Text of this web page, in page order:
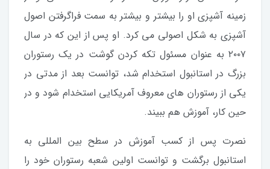
زمینه آشپزی او را بیشتر و بیشتر به سمت فراگرفتن اصول
آشپزی به شکل اصولی می کرد. او پس از این که در سال
۲۰۰۷ به عنوان مسئول تکه کردن گوشت در یک رستوران
بزرگ در استانبول استخدام شد، توانست بعد از مدتی در
یکی از رستوران های معروف آمریکایی استخدام شود و در
حین کار، آموزش هم ببیند.
نصرت پس از کسب آموزش در سطح بین المللی به
استانبول برگشت و توانست اولین شعبه رستوران خود را